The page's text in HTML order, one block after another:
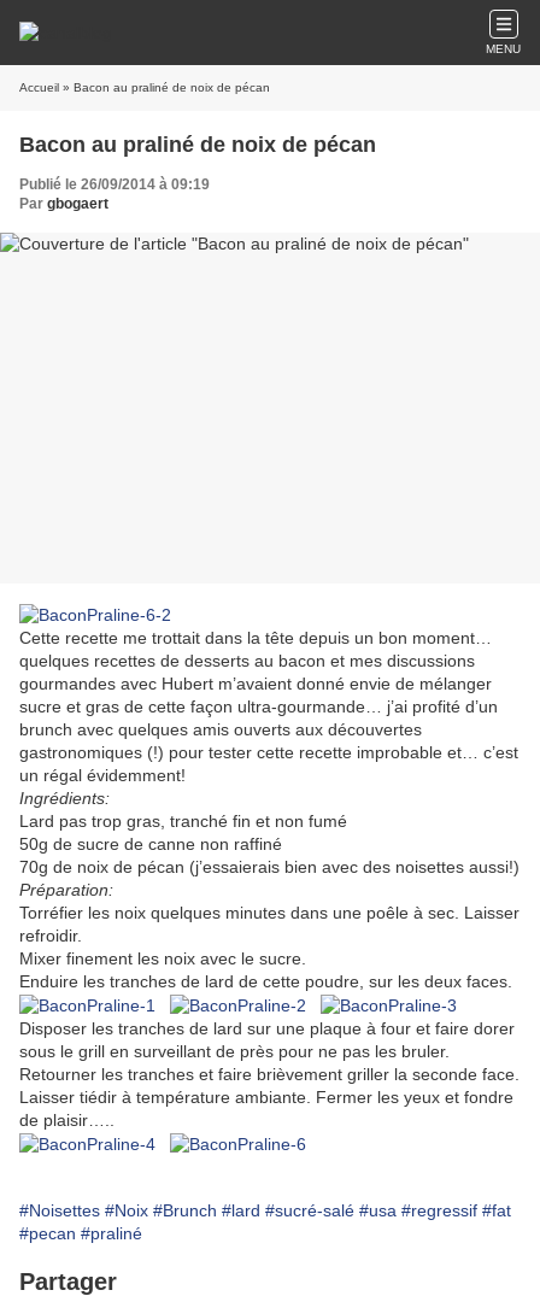
MENU
Accueil » Bacon au praliné de noix de pécan
Bacon au praliné de noix de pécan
Publié le 26/09/2014 à 09:19
Par gbogaert
Cette recette me trottait dans la tête depuis un bon moment…
quelques recettes de desserts au bacon et mes discussions
gourmandes avec Hubert m’avaient donné envie de mélanger
sucre et gras de cette façon ultra-gourmande… j’ai profité d’un
brunch avec quelques amis ouverts aux découvertes
gastronomiques (!) pour tester cette recette improbable et… c’est
un régal évidemment!
Ingrédients:
Lard pas trop gras, tranché fin et non fumé
50g de sucre de canne non raffiné
70g de noix de pécan (j’essaierais bien avec des noisettes aussi!)
Préparation:
Torréfier les noix quelques minutes dans une poêle à sec. Laisser
refroidir.
Mixer finement les noix avec le sucre.
Enduire les tranches de lard de cette poudre, sur les deux faces.
Disposer les tranches de lard sur une plaque à four et faire dorer
sous le grill en surveillant de près pour ne pas les bruler.
Retourner les tranches et faire brièvement griller la seconde face.
Laisser tiédir à température ambiante. Fermer les yeux et fondre
de plaisir…..
#Noisettes #Noix #Brunch #lard #sucré-salé #usa #regressif #fat
#pecan #praliné
Partager